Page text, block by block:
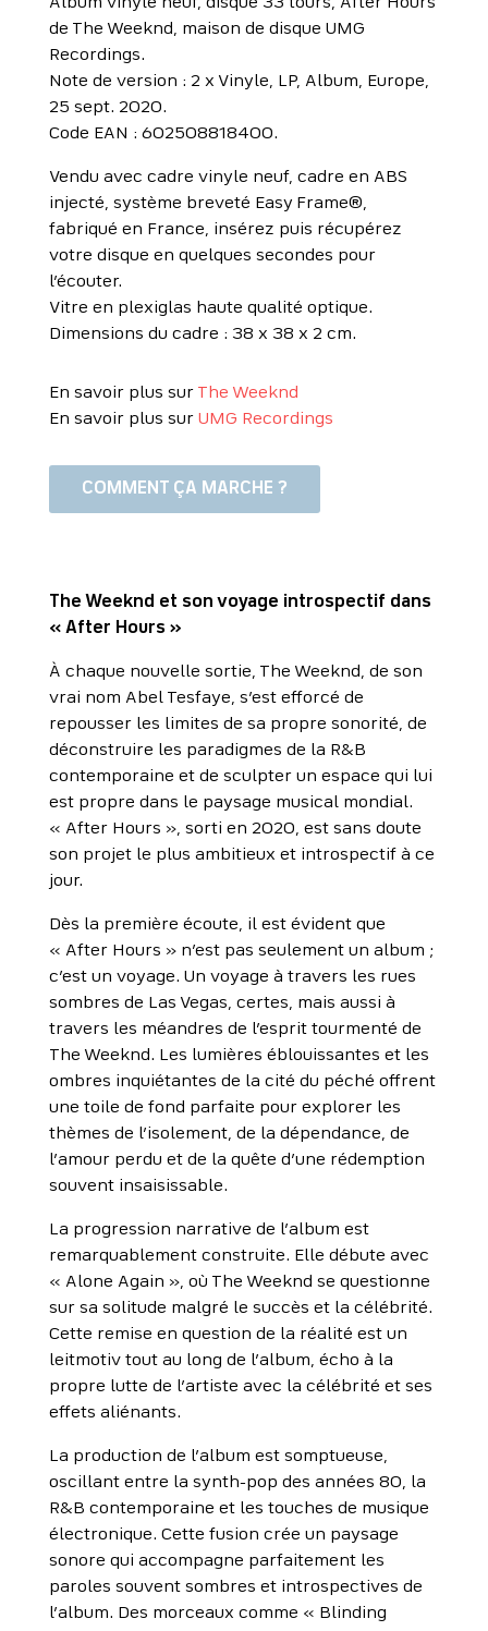
Album vinyle neuf, disque 33 tours, After Hours
de The Weeknd, maison de disque UMG
Recordings.
Note de version : 2 x Vinyle, LP, Album, Europe,
25 sept. 2020.
Code EAN : 602508818400.
Vendu avec cadre vinyle neuf, cadre en ABS
injecté, système breveté Easy Frame®,
fabriqué en France, insérez puis récupérez
votre disque en quelques secondes pour
l’écouter.
Vitre en plexiglas haute qualité optique.
Dimensions du cadre : 38 x 38 x 2 cm.
En savoir plus sur The Weeknd
En savoir plus sur UMG Recordings
COMMENT ÇA MARCHE ?
The Weeknd et son voyage introspectif dans
« After Hours »
À chaque nouvelle sortie, The Weeknd, de son
vrai nom Abel Tesfaye, s’est efforcé de
repousser les limites de sa propre sonorité, de
déconstruire les paradigmes de la R&B
contemporaine et de sculpter un espace qui lui
est propre dans le paysage musical mondial.
« After Hours », sorti en 2020, est sans doute
son projet le plus ambitieux et introspectif à ce
jour.
Dès la première écoute, il est évident que
« After Hours » n’est pas seulement un album ;
c’est un voyage. Un voyage à travers les rues
sombres de Las Vegas, certes, mais aussi à
travers les méandres de l’esprit tourmenté de
The Weeknd. Les lumières éblouissantes et les
ombres inquiétantes de la cité du péché offrent
une toile de fond parfaite pour explorer les
thèmes de l’isolement, de la dépendance, de
l’amour perdu et de la quête d’une rédemption
souvent insaisissable.
La progression narrative de l’album est
remarquablement construite. Elle débute avec
« Alone Again », où The Weeknd se questionne
sur sa solitude malgré le succès et la célébrité.
Cette remise en question de la réalité est un
leitmotiv tout au long de l’album, écho à la
propre lutte de l’artiste avec la célébrité et ses
effets aliénants.
La production de l’album est somptueuse,
oscillant entre la synth-pop des années 80, la
R&B contemporaine et les touches de musique
électronique. Cette fusion crée un paysage
sonore qui accompagne parfaitement les
paroles souvent sombres et introspectives de
l’album. Des morceaux comme « Blinding